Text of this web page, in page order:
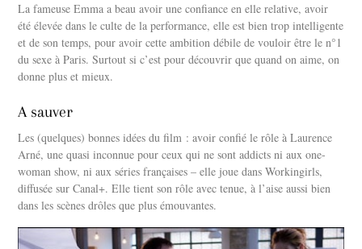
La fameuse Emma a beau avoir une confiance en elle relative, avoir
été élevée dans le culte de la performance, elle est bien trop intelligente
et de son temps, pour avoir cette ambition débile de vouloir être le n°1
du sexe à Paris. Surtout si c’est pour découvrir que quand on aime, on
donne plus et mieux.
A sauver
Les (quelques) bonnes idées du film : avoir confié le rôle à Laurence
Arné, une quasi inconnue pour ceux qui ne sont addicts ni aux one-
woman show, ni aux séries françaises – elle joue dans Workingirls,
diffusée sur Canal+. Elle tient son rôle avec tenue, à l’aise aussi bien
dans les scènes drôles que plus émouvantes.